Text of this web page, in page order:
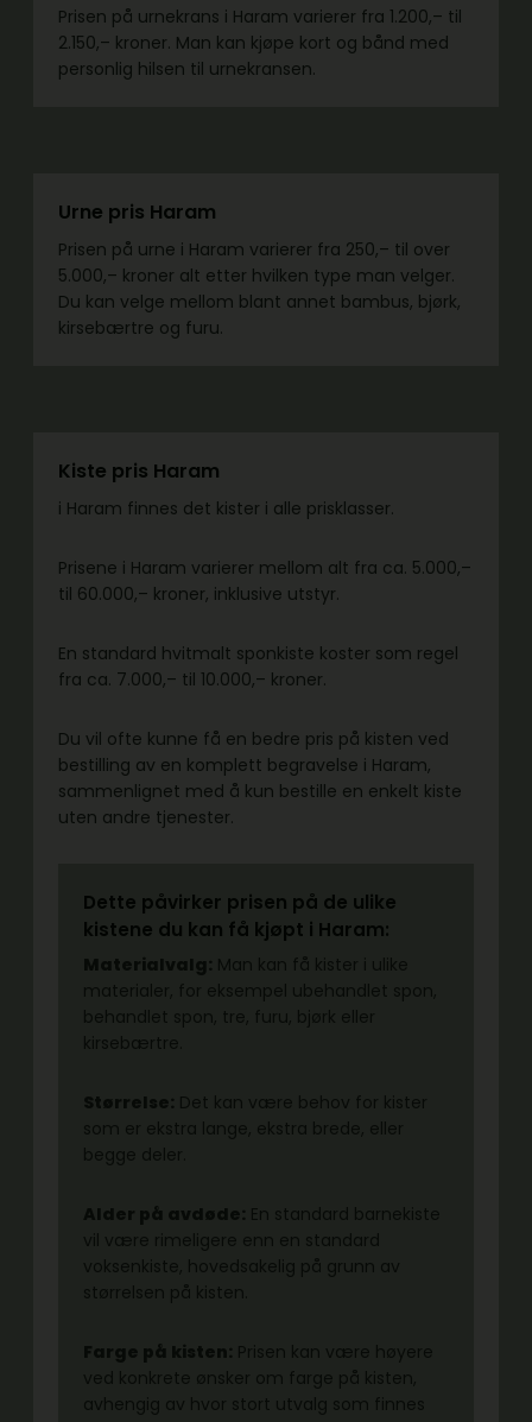
Prisen på urnekrans i Haram varierer fra 1.200,– til
2.150,– kroner. Man kan kjøpe kort og bånd med
personlig hilsen til urnekransen.
Urne pris Haram
Prisen på urne i Haram varierer fra 250,– til over
5.000,– kroner alt etter hvilken type man velger.
Du kan velge mellom blant annet bambus, bjørk,
kirsebærtre og furu.
Kiste pris Haram
i Haram finnes det kister i alle prisklasser.
Prisene i Haram varierer mellom alt fra ca. 5.000,–
til 60.000,– kroner, inklusive utstyr.
En standard hvitmalt sponkiste koster som regel
fra ca. 7.000,– til 10.000,– kroner.
Du vil ofte kunne få en bedre pris på kisten ved
bestilling av en komplett begravelse i Haram,
sammenlignet med å kun bestille en enkelt kiste
uten andre tjenester.
Dette påvirker prisen på de ulike
kistene du kan få kjøpt i Haram: